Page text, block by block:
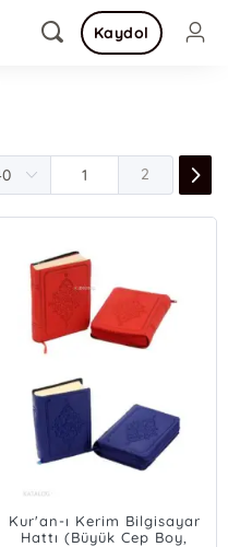
Kaydol
2
Kur'an-ı Kerim Bilgisayar
Hattı (Büyük Cep Boy,